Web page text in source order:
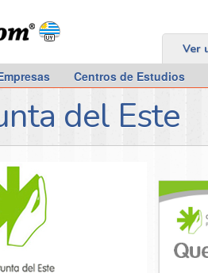
Ver
Centros de Estudios
del Este